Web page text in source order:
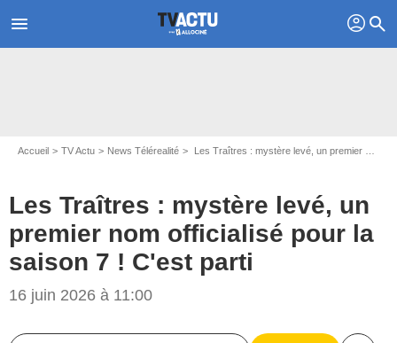
menu profil search
Accueil TV Actu News Télérealité Les Traîtres : mystère levé, un premier nom officialisé pour la saison 7 ! C'est parti
Les Traîtres : mystère levé, un
premier nom officialisé pour la
saison 7 ! C'est parti
16 juin 2026 à 11:00